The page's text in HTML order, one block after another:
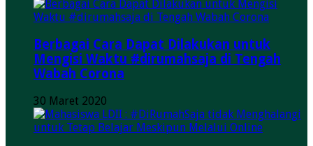
Berbagai Cara Dapat Dilakukan untuk
Mengisi Waktu #dirumahsaja di Tengah
Wabah Corona
30 Maret 2020